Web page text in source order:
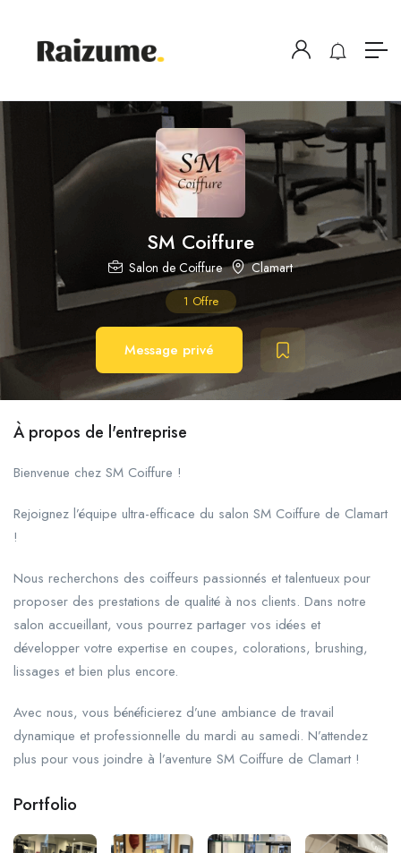
SM Coiffure
Salon de Coiffure Clamart
1 Offre
Message privé
À propos de l'entreprise
Bienvenue chez SM Coiffure !
Rejoignez l’équipe ultra-efficace du salon SM Coiffure de Clamart
!
Nous recherchons des coiffeurs passionnés et talentueux pour
proposer des prestations de qualité à nos clients. Dans notre
salon accueillant, vous pourrez partager vos idées et
développer votre expertise en coupes, colorations, brushing,
lissages et bien plus encore.
Avec nous, vous bénéficierez d’une ambiance de travail
dynamique et professionnelle du mardi au samedi. N’attendez
plus pour vous joindre à l’aventure SM Coiffure de Clamart !
Portfolio